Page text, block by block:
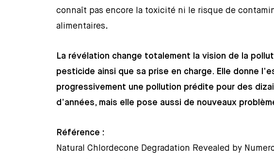
connaît pas encore la toxicité ni le risque de
alimentaires.
La révélation change totalement la vision de la
pesticide ainsi que sa prise en charge. Elle donne
progressivement une pollution prédite pour des
d’années, mais elle pose aussi de nouveaux
Référence :
Natural Chlordecone Degradation Revealed by